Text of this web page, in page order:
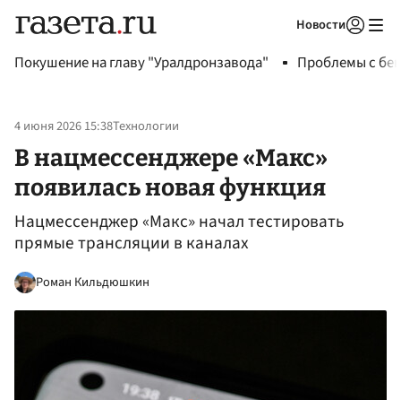
Новости
Покушение на главу "Уралдронзавода" Проблемы с
4 июня 2026 15:38Технологии
В нацмессенджере «Макс»
появилась новая функция
Нацмессенджер «Макс» начал тестировать
прямые трансляции в каналах
Роман Кильдюшкин